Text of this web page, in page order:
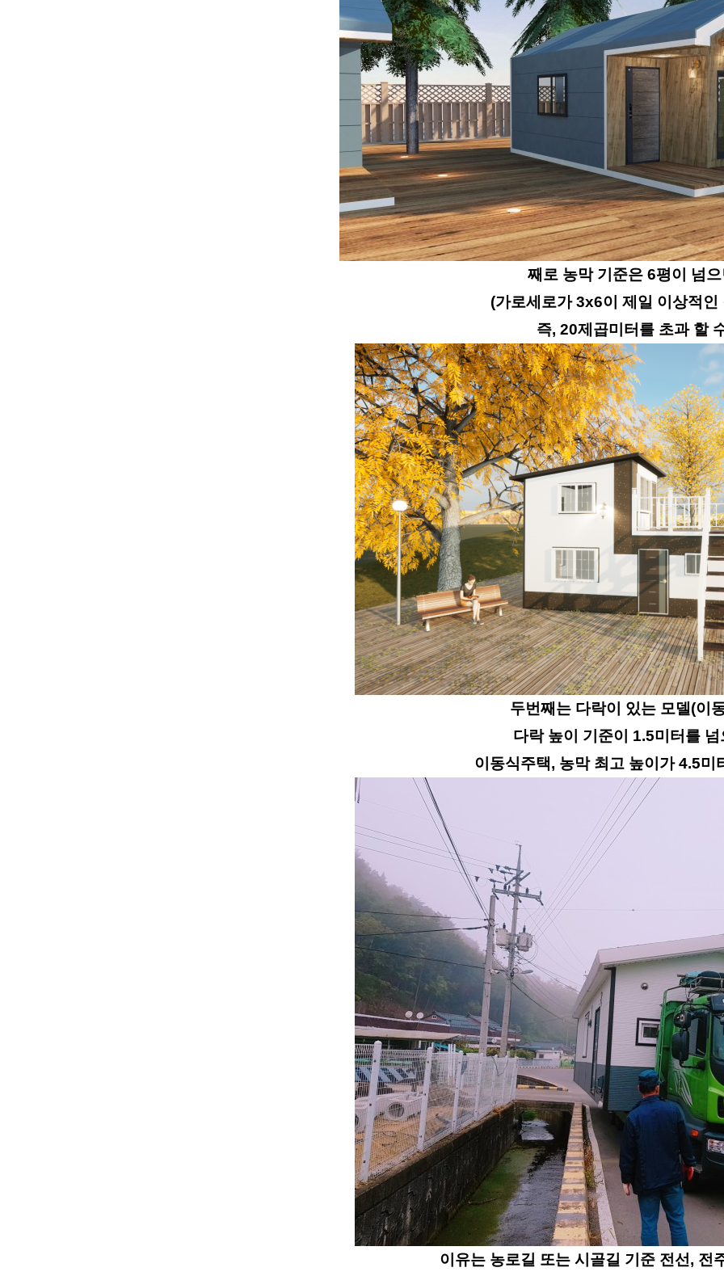
째로 농막 기준은 6평이 넘
(가로세로가 3x6이 제일 이상적인
즉, 20제곱미터를 초과 할
두번째는 다락이 있는 모델(이
다락 높이 기준이 1.5미터를
이동식주택, 농막 최고 높이가 4.5미
이유는 농로길 또는 시골길 기준 전선, 전